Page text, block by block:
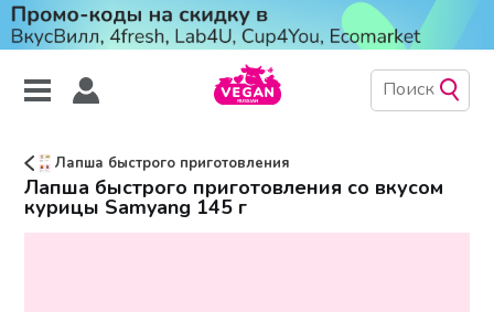
Лапша быстрого приготовления
Лапша быстрого приготовления со вкусом
курицы Samyang 145 г